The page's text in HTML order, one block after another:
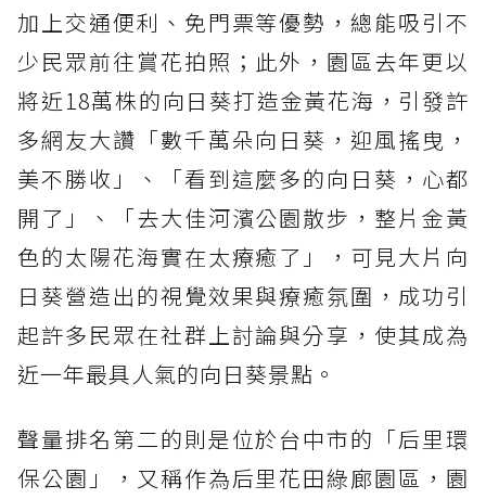
加上交通便利、免門票等優勢，總能吸引不
少民眾前往賞花拍照；此外，園區去年更以
將近18萬株的向日葵打造金黃花海，引發許
多網友大讚「數千萬朵向日葵，迎風搖曳，
美不勝收」、「看到這麼多的向日葵，心都
開了」、「去大佳河濱公園散步，整片金黃
色的太陽花海實在太療癒了」，可見大片向
日葵營造出的視覺效果與療癒氛圍，成功引
起許多民眾在社群上討論與分享，使其成為
近一年最具人氣的向日葵景點。
聲量排名第二的則是位於台中市的「后里環
保公園」，又稱作為后里花田綠廊園區，園